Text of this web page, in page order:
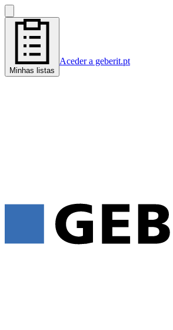
Minhas listas
Aceder a geberit.pt